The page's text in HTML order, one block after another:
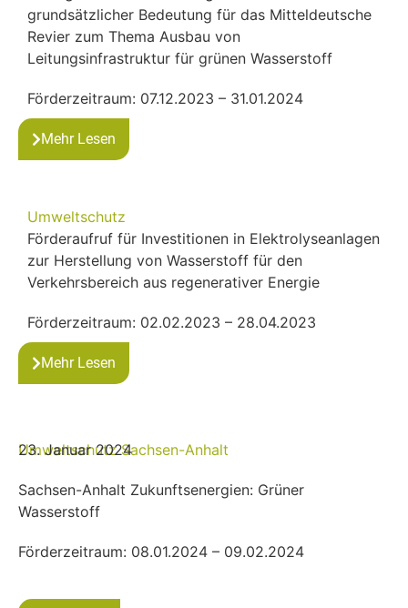
grundsätzlicher Bedeutung für das Mitteldeutsche
Revier zum Thema Ausbau von
Leitungsinfrastruktur für grünen Wasserstoff
Förderzeitraum: 07.12.2023 – 31.01.2024
Mehr Lesen
Umweltschutz
Förderaufruf für Investitionen in Elektrolyseanlagen
zur Herstellung von Wasserstoff für den
Verkehrsbereich aus regenerativer Energie
Förderzeitraum: 02.02.2023 – 28.04.2023
Mehr Lesen
Umweltschutz Sachsen-Anhalt
23. Januar 2024
Sachsen-Anhalt Zukunftsenergien: Grüner
Wasserstoff
Förderzeitraum: 08.01.2024 – 09.02.2024